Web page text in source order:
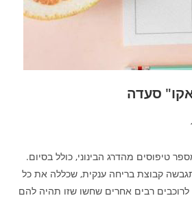
סעדה
מספר טיפוסים מהדרג הבינוני, כולל בסיום.
קבוצת בריחה ענקית, שכללה את כל
לרוכבים רבים אחרים שחשו שזו תהיה להם